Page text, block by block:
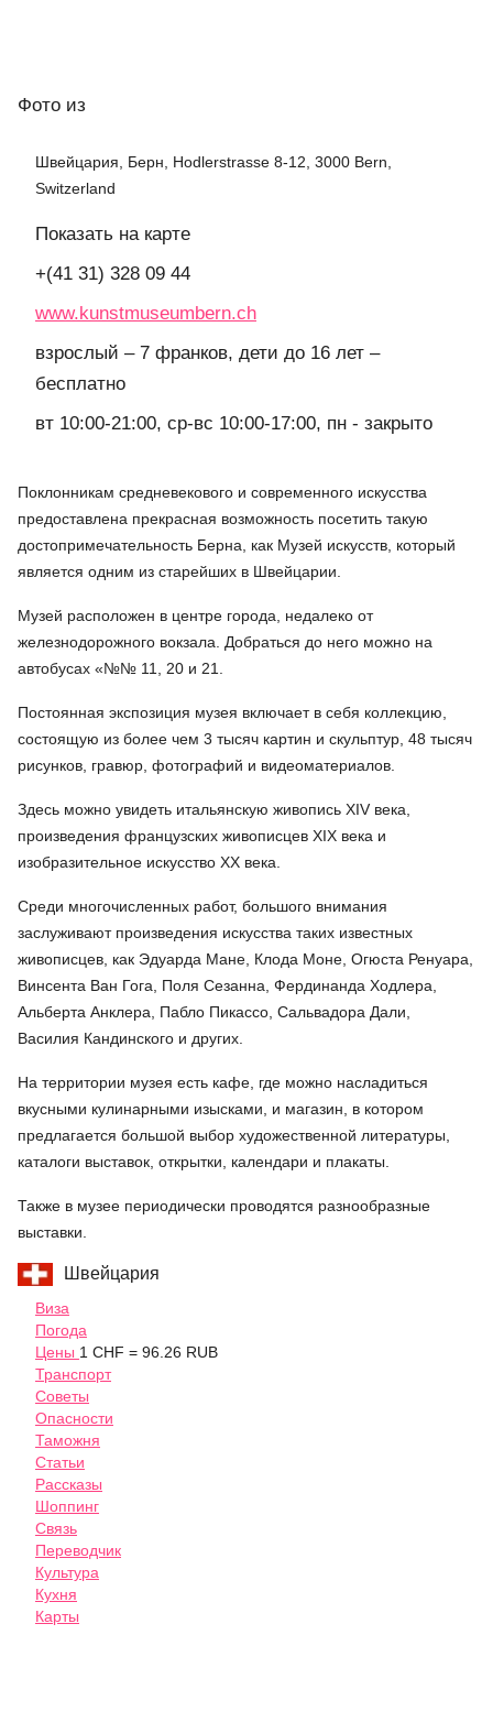
Фото из
Швейцария, Берн, Hodlerstrasse 8-12, 3000 Bern,
Switzerland
Показать на карте
+(41 31) 328 09 44
www.kunstmuseumbern.ch
взрослый – 7 франков, дети до 16 лет –
бесплатно
вт 10:00-21:00, ср-вс 10:00-17:00, пн - закрыто
Поклонникам средневекового и современного искусства
предоставлена прекрасная возможность посетить такую
достопримечательность Берна, как Музей искусств, который
является одним из старейших в Швейцарии.
Музей расположен в центре города, недалеко от
железнодорожного вокзала. Добраться до него можно на
автобусах «№№ 11, 20 и 21.
Постоянная экспозиция музея включает в себя коллекцию,
состоящую из более чем 3 тысяч картин и скульптур, 48 тысяч
рисунков, гравюр, фотографий и видеоматериалов.
Здесь можно увидеть итальянскую живопись XIV века,
произведения французских живописцев XIX века и
изобразительное искусство XX века.
Среди многочисленных работ, большого внимания
заслуживают произведения искусства таких известных
живописцев, как Эдуарда Мане, Клода Моне, Огюста Ренуара,
Винсента Ван Гога, Поля Сезанна, Фердинанда Ходлера,
Альберта Анклера, Пабло Пикассо, Сальвадора Дали,
Василия Кандинского и других.
На территории музея есть кафе, где можно насладиться
вкусными кулинарными изысками, и магазин, в котором
предлагается большой выбор художественной литературы,
каталоги выставок, открытки, календари и плакаты.
Также в музее периодически проводятся разнообразные
выставки.
Швейцария
Виза
Погода
Цены 1 CHF = 96.26 RUB
Транспорт
Советы
Опасности
Таможня
Статьи
Рассказы
Шоппинг
Связь
Переводчик
Культура
Кухня
Карты